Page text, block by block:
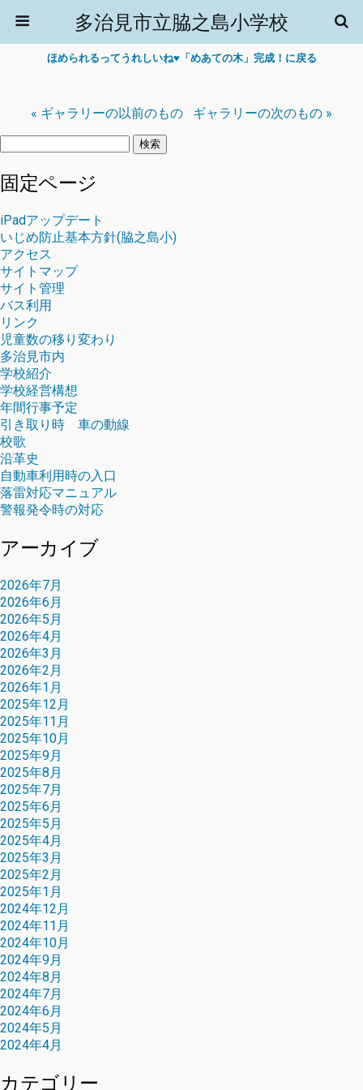
多治見市立脇之島小学校
ほめられるってうれしいね♥「めあての木」完成！に戻る
« ギャラリーの以前のもの
ギャラリーの次のもの »
検
固定ページ
iPadアップデート
いじめ防止基本方針(脇之島小)
アクセス
サイトマップ
サイト管理
バス利用
リンク
児童数の移り変わり
多治見市内
学校紹介
学校経営構想
年間行事予定
引き取り時 車の動線
校歌
沿革史
自動車利用時の入口
落雷対応マニュアル
警報発令時の対応
アーカイブ
2026年7月
2026年6月
2026年5月
2026年4月
2026年3月
2026年2月
2026年1月
2025年12月
2025年11月
2025年10月
2025年9月
2025年8月
2025年7月
2025年6月
2025年5月
2025年4月
2025年3月
2025年2月
2025年1月
2024年12月
2024年11月
2024年10月
2024年9月
2024年8月
2024年7月
2024年6月
2024年5月
2024年4月
カテゴリー